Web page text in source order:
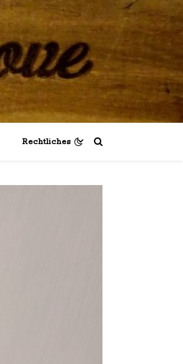
Rechtliches